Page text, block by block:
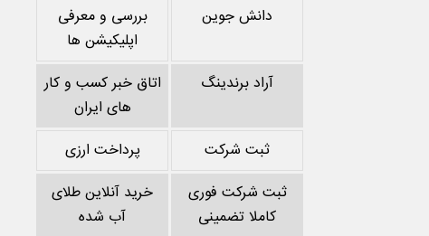
دانش جوین
بررسی و معرفی
اپلیکیشن ها
آراد برندینگ
اتاق خبر کسب و کار
های ایران
ثبت شرکت
پرداخت ارزی
ثبت شرکت فوری
کاملا تضمینی
خرید آنلاین طلای
آب شده